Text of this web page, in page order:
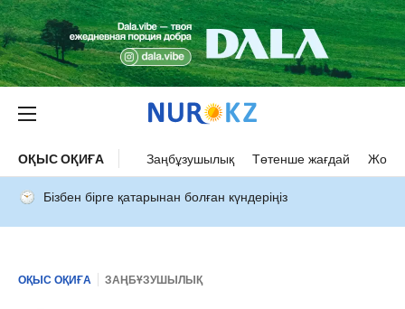
ОҚЫС ОҚИҒА Заңбұзушылық Төтенше жағдай Жол
Бізбен бірге қатарынан болған күндеріңіз
ОҚЫС ОҚИҒА ЗАҢБҰЗУШЫЛЫҚ